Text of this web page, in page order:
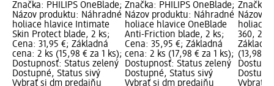
Značka: PHILIPS OneBlade;
Názov produktu: Náhradné
holiace hlavice Intimate
Skin Protect blade, 2 ks;
Cena: 31,95 €; Základná
cena: 2 ks (15,98 € za 1 ks);
Dostupnosť: Status zelený
Dostupné, Status sivý
Vybrať si dm predajňu
Značka: PHILIPS OneBlade;
Názov produktu: Náhradné
holiace hlavice OneBlade
Anti-Friction blade, 2 ks;
Cena: 35,95 €; Základná
cena: 2 ks (17,98 € za 1 ks);
Dostupnosť: Status zelený
Dostupné, Status sivý
Vybrať si dm predajňu
Značka:
Názov
holiace
360, 2
(13,98 €
Vybrať